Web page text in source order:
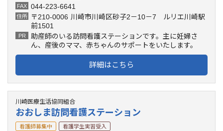
FAX 044-223-6641
住所 〒210-0006 川崎市川崎区砂子2－10－7 ルリエ川崎駅
前1501
PR
助産師のいる訪問看護ステーションです。主に妊婦さ
ん、産後のママ、赤ちゃんのサポートをいたします。
詳細はこちら
川崎医療生活協同組合
おおしま訪問看護ステーション
看護師募集中 看護学生実習受入